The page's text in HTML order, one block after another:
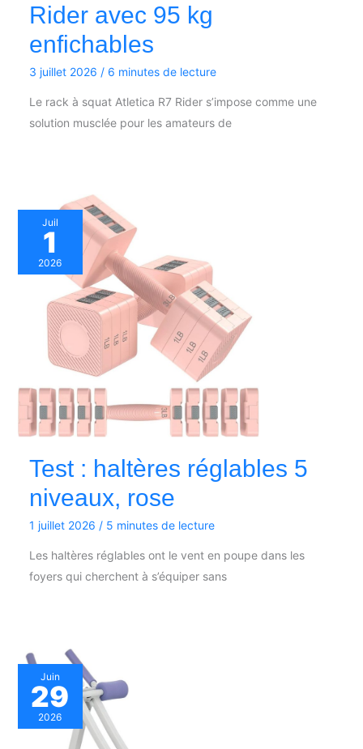
Rider avec 95 kg
enfichables
3 juillet 2026 / 6 minutes de lecture
Le rack à squat Atletica R7 Rider s’impose comme une
solution musclée pour les amateurs de
Juil
1
2026
Test : haltères réglables 5
niveaux, rose
1 juillet 2026 / 5 minutes de lecture
Les haltères réglables ont le vent en poupe dans les
foyers qui cherchent à s’équiper sans
Juin
29
2026